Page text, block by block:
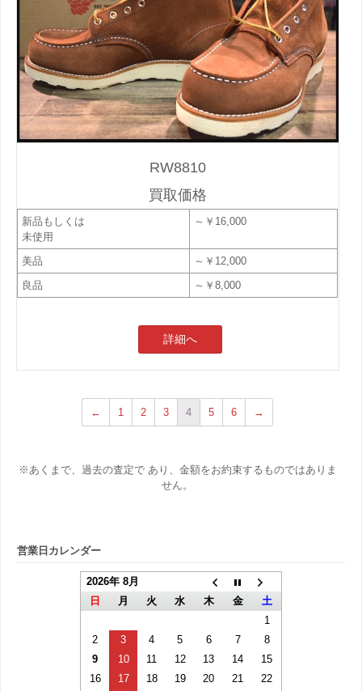
RW8810
買取価格
新品もしくは
未使用
～￥16,000
美品
～￥12,000
良品
～￥8,000
詳細へ
← 1 2 3 4 5 6 →
※あくまで、過去の査定で あり、金額をお約束するものではありま
せん。
営業日カレンダー
2026年 8月
日
月 火 水 木 金
土
1
2
3 4 5 6 7
8
9
10 11 12 13 14
15
16
17 18 19 20 21
22